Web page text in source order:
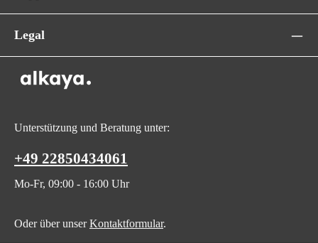
Legal
Unterstützung und Beratung unter:
+49 22850434061
Mo-Fr, 09:00 - 16:00 Uhr
Oder über unserKontaktformular.